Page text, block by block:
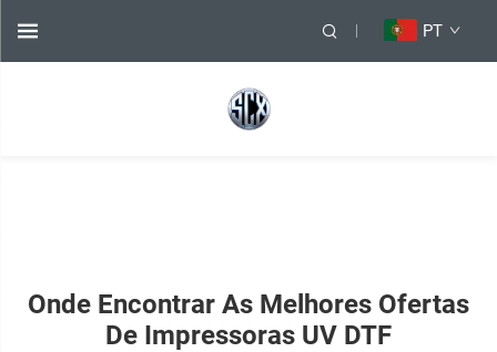
PT
Onde Encontrar As Melhores Ofertas
De Impressoras UV DTF